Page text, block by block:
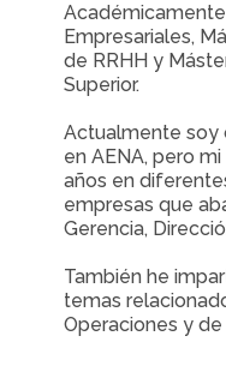
Empresariales,
de RRHH y
Superior.
Actualmente soy
en AENA, pero
años en
empresas que
Gerencia,
También he
temas
Operaciones y de